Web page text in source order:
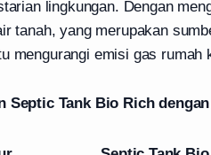
lingkungan. Dengan
tanah, yang merupakan
mengurangi emisi gas
Septic Tank Bio Rich